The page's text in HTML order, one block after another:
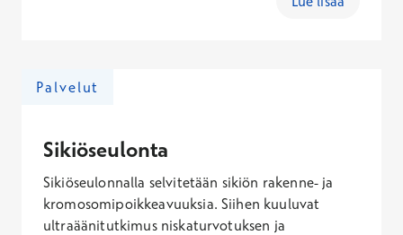
tutkimus tehdään 19.–21. raskausviikolla. Sikiön
kannattaa paremman näkyvyyden takia tehdä
tehdä myöhemminkin.
Palvelut
Sikiöseulonta
Sikiöseulonnalla selvitetään sikiön rakenne- ja
kromosomipoikkeavuuksia. Siihen kuuluvat
ultraäänitutkimus niskaturvotuksen ja